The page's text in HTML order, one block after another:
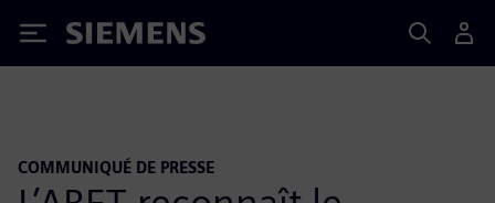
Siemens
COMMUNIQUÉ DE PRESSE